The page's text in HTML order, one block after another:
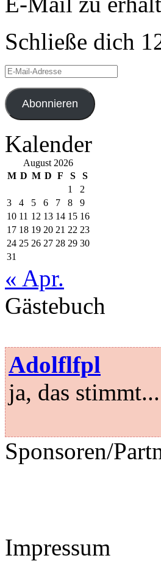
Schließe dich
E-
Mail-
Adresse
Abonnieren
Kalender
August 2026
M D M D F S
S
1
2
3
4 5 6 7 8
9
10 11 12 13 14 15 16
17 18 19 20 21 22 23
24 25 26 27 28 29 30
31
« Apr.
Gästebuch
Adolflfpl
ja, das stimmt...
Sponsoren/
Impressum